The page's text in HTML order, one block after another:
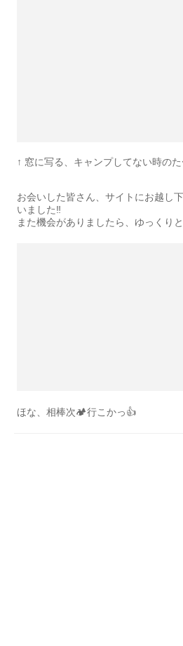
↑ 窓に写る、キャンプしてない時の
お会いした皆さん、サイトにお越し
いました‼️
また機会がありましたら、ゆっくり
ほな、相棒次🏕行こかっ👍